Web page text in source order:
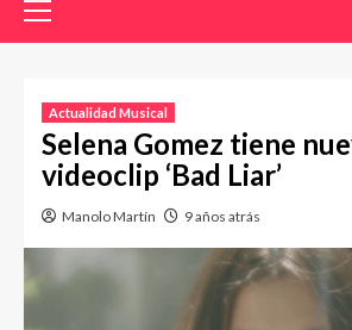
Actualidad Musical
Selena Gomez tiene
videoclip ‘Bad Liar’
Manolo Martín 9 años atrás